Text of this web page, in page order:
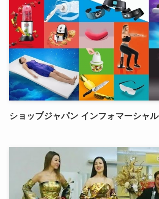
ショップジャパン インフォマーシャル